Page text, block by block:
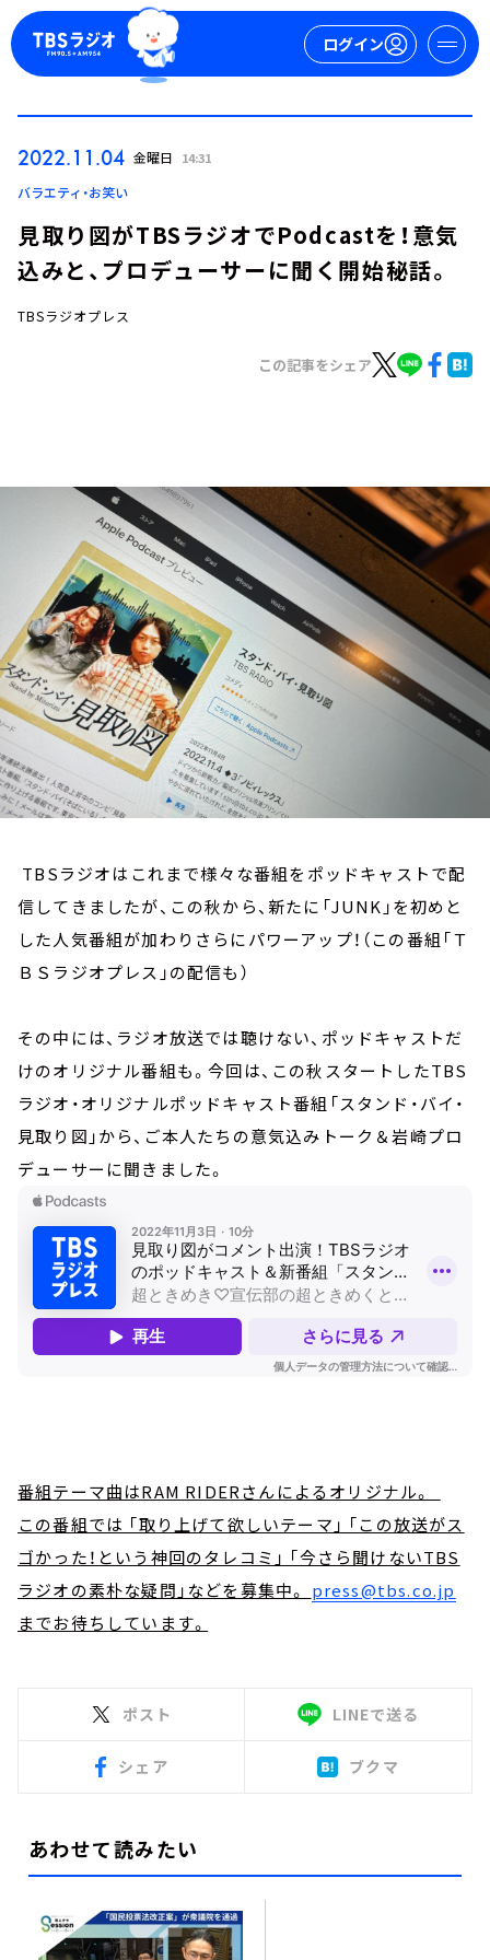
ログイン
ログイン
お知らせ
イベント・グッズ
YouTube
会社情報
2022.11.04 金曜日 14:31
バラエティ・お笑い
見取り図がTBSラジオでPodcastを！意気
込みと、プロデューサーに聞く開始秘話。
TBSラジオプレス
この記事をシェア
TBSラジオはこれまで様々な番組をポッドキャストで配
信してきましたが、この秋から、新たに「JUNK」を初めと
した人気番組が加わりさらにパワーアップ！（この番組「Ｔ
ＢＳラジオプレス」の配信も）
その中には、ラジオ放送では聴けない、ポッドキャストだ
けのオリジナル番組も。今回は、この秋スタートしたTBS
ラジオ・オリジナルポッドキャスト番組「スタンド・バイ・
見取り図」から、ご本人たちの意気込みトーク＆岩崎プロ
デューサーに聞きました。
番組テーマ曲はRAM RIDERさんによるオリジナル。
この番組では 「取り上げて欲しいテーマ」 「この放送がス
ゴかった！という神回のタレコミ」 「今さら聞けないTBS
ラジオの素朴な疑問」などを募集中。 press@tbs.co.jp
までお待ちしています。
ポスト LINEで送る
シェア ブクマ
あわせて読みたい